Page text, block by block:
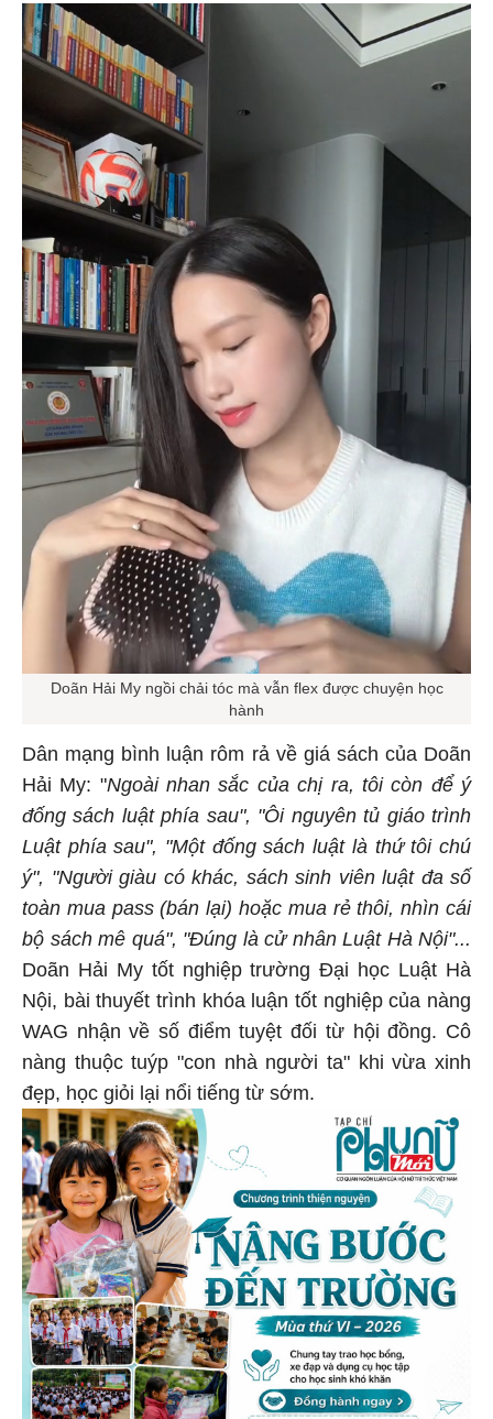
Doãn Hải My ngồi chải tóc mà vẫn flex được chuyện học
hành
Dân mạng bình luận rôm rả về giá sách của Doãn
Hải My: "Ngoài nhan sắc của chị ra, tôi còn để ý
đống sách luật phía sau", "Ôi nguyên tủ giáo trình
Luật phía sau", "Một đống sách luật là thứ tôi chú
ý", "Người giàu có khác, sách sinh viên luật đa số
toàn mua pass (bán lại) hoặc mua rẻ thôi, nhìn cái
bộ sách mê quá", "Đúng là cử nhân Luật Hà Nội"...
Doãn Hải My tốt nghiệp trường Đại học Luật Hà
Nội, bài thuyết trình khóa luận tốt nghiệp của nàng
WAG nhận về số điểm tuyệt đối từ hội đồng. Cô
nàng thuộc tuýp "con nhà người ta" khi vừa xinh
đẹp, học giỏi lại nổi tiếng từ sớm.